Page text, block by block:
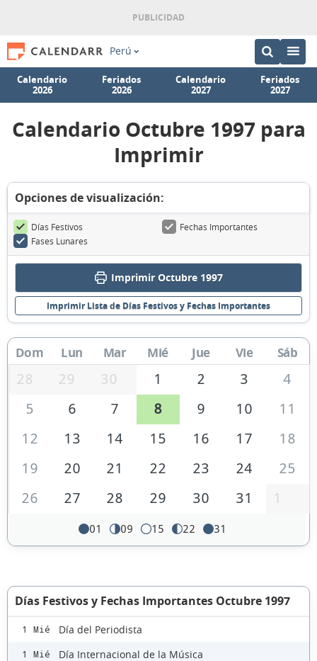
Perú
Calendario
2026
Feriados
2026
Calendario
2027
Feriados
2027
Calendario Octubre 1997 para
Imprimir
Opciones de visualización:
Días Festivos
Fechas Importantes
Fases Lunares
Imprimir Octubre 1997
Imprimir Lista de Días Festivos y Fechas Importantes
Dom Lun Mar Mié Jue Vie Sáb
28 29 30 1 2 3
4
5
6 7 8 9 10
11
12
13 14 15 16 17
18
19
20 21 22 23 24
25
26
27 28 29 30 31 1
01 09 15 22 31
Días Festivos y Fechas Importantes Octubre 1997
1 Mié Día del Periodista
1 Mié Día Internacional de la Música